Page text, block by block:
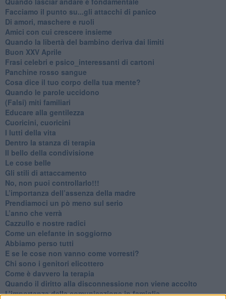
Facciamo il punto su...gli attacchi di panico
Di amori, maschere e ruoli
​Amici con cui crescere insieme
​Quando la libertà del bambino deriva dai limiti
Buon XXV Aprile
​Frasi celebri e psico_interessanti di cartoni
​Panchine rosso sangue
​Cosa dice il tuo corpo della tua mente?
​Quando le parole uccidono
​(Falsi) miti familiari
​Educare alla gentilezza
​Cuoricini, cuoricini
I lutti della vita
​Dentro la stanza di terapia
​Il bello della condivisione
Le cose belle
​Gli stili di attaccamento
No, non puoi controllarlo!!!
​L’importanza dell’assenza della madre
​Prendiamoci un pò meno sul serio
​L’anno che verrà
​Cazzullo e nostre radici
​Come un elefante in soggiorno
​Abbiamo perso tutti
E se le cose non vanno come vorresti?
​Chi sono i genitori elicottero
Come è davvero la terapia
Quando il diritto alla disconnessione non viene accolto
​L’importanza della comunicazione in famiglia